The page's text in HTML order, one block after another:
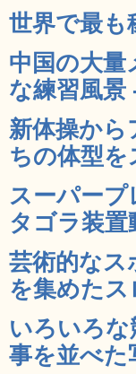
世界で最も
中国の大量
な練習風景
新体操から
ちの体型
スーパー
タゴラ装
芸術的なス
を集めた
いろいろ
事を並べた